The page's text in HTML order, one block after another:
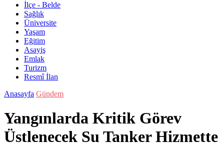
İlçe - Belde
Sağlık
Üniversite
Yaşam
Eğitim
Asayiş
Emlak
Turizm
Resmî İlan
Anasayfa Gündem
Yangınlarda Kritik Görev
Üstlenecek Su Tanker Hizmette